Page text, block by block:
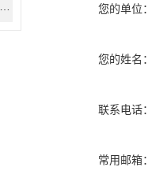
您的单位：
您的姓名：
联系电话：
常用邮箱：